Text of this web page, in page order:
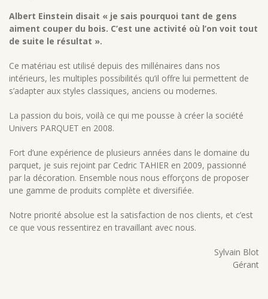
Albert Einstein disait « je sais pourquoi tant de gens
aiment couper du bois. C’est une activité où l’on voit tout
de suite le résultat ».
Ce matériau est utilisé depuis des millénaires dans nos
intérieurs, les multiples possibilités qu’il offre lui permettent de
s’adapter aux styles classiques, anciens ou modernes.
La passion du bois, voilà ce qui me pousse à créer la société
Univers PARQUET en 2008.
Fort d’une expérience de plusieurs années dans le domaine du
parquet, je suis rejoint par Cedric TAHIER en 2009, passionné
par la décoration. Ensemble nous nous efforçons de proposer
une gamme de produits complète et diversifiée.
Notre priorité absolue est la satisfaction de nos clients, et c’est
ce que vous ressentirez en travaillant avec nous.
Sylvain Blot
Gérant